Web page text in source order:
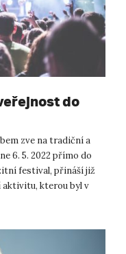
do
zve na tradiční a
6. 5. 2022 přímo do
festival, přináší již
kterou byl v